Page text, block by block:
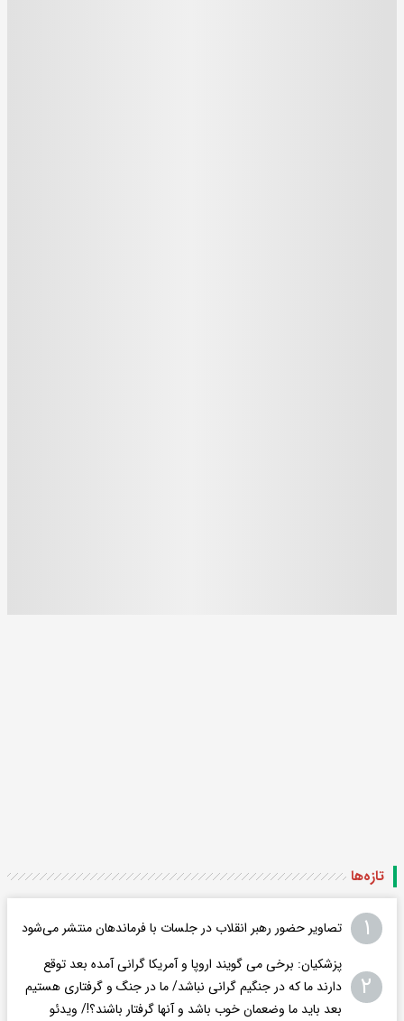
تازه‌ها
۱ تصاویر حضور رهبر انقلاب در جلسات با فرماندهان منتشر می‌شود
۲
پزشکیان: برخی می گویند اروپا و آمریکا گرانی آمده بعد توقع
دارند ما که در جنگیم گرانی نباشد/ ما در جنگ و گرفتاری هستیم
بعد باید ما وضعمان خوب باشد و آنها گرفتار باشند؟!/ ویدئو